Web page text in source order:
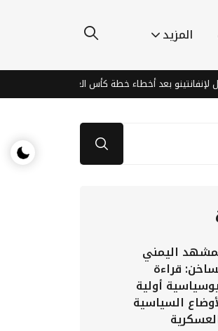
المزيد
بعد أخطاء خطة كأس العالم
اليمني
قراءة
أولية
السياسية